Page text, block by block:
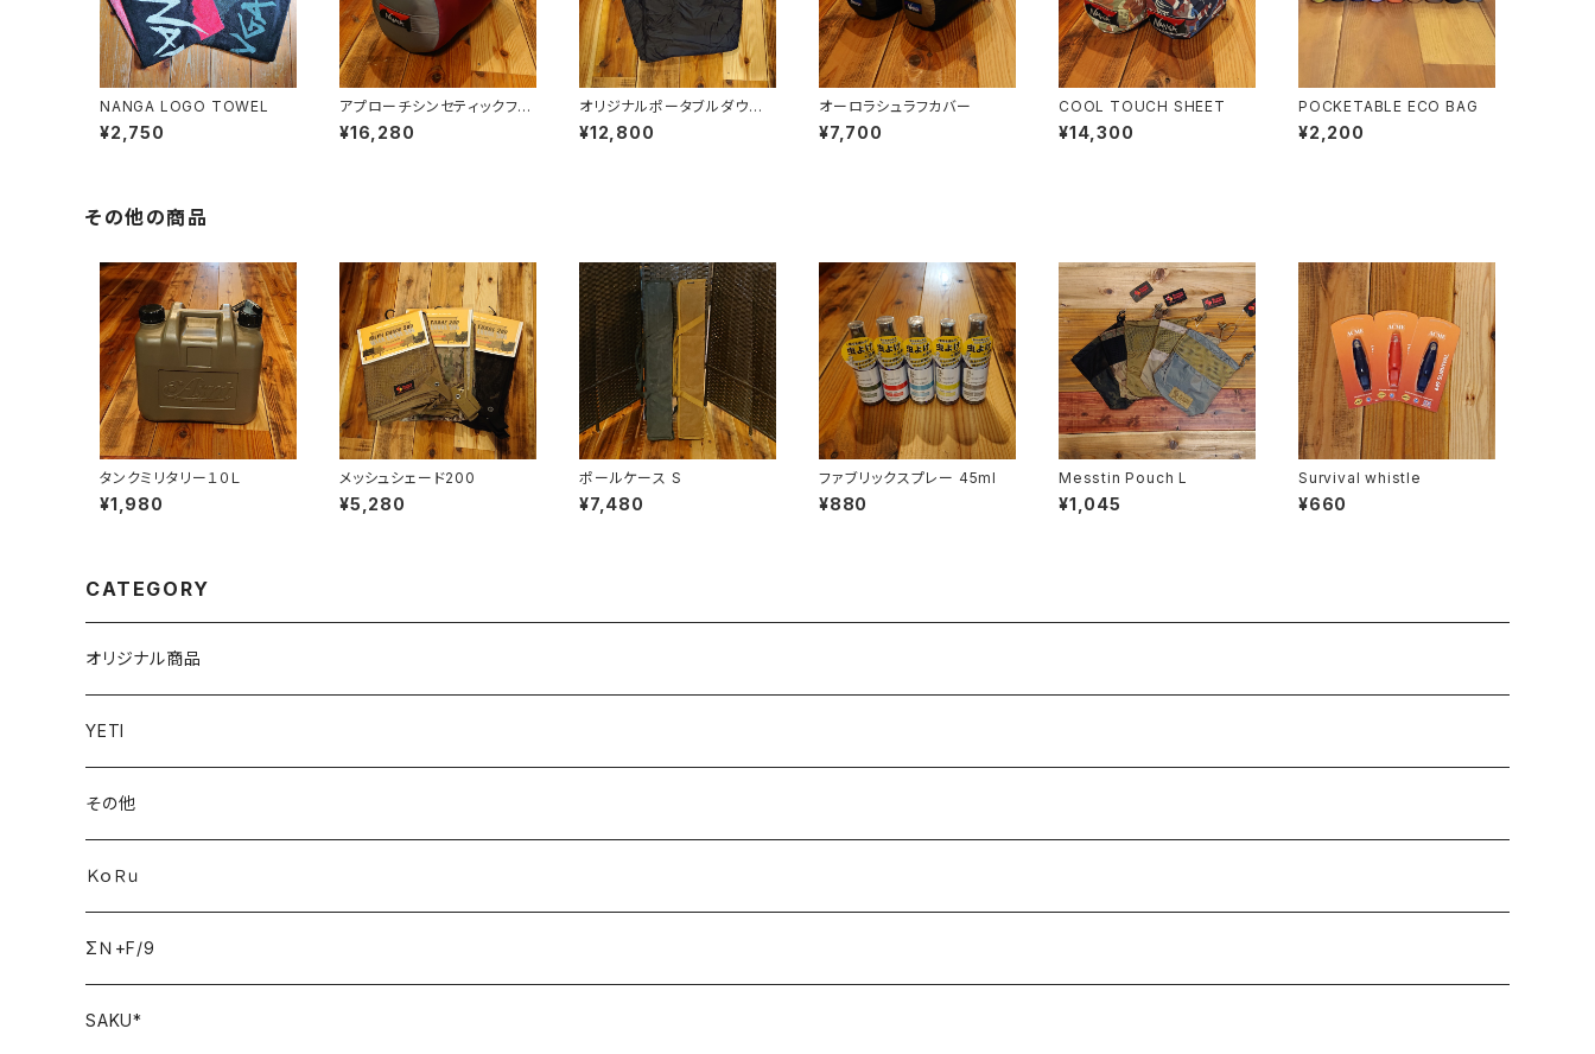
NANGA LOGO TOWEL
¥2,750
アプローチシンセティックファ
イバー800
¥16,280
オリジナルポータブルダウン
パンツ
¥12,800
オーロラシュラフカバー
¥7,700
COOL TOUCH SHEET
¥14,300
POCKETABLE ECO BAG
¥2,200
その他の商品
タンクミリタリー１０Ｌ
¥1,980
メッシュシェード200
¥5,280
ポールケース S
¥7,480
ファブリックスプレー 45ml
¥880
Messtin Pouch L
¥1,045
Survival whistle
¥660
CATEGORY
オリジナル商品
YETI
その他
ＫｏＲｕ
ΣＮ+F/9
SAKU*